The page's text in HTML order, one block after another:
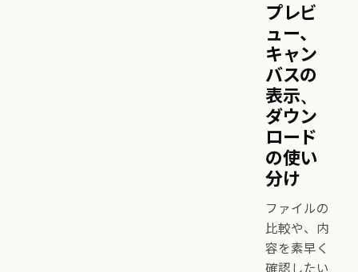
プレビ
ュー、
キャン
バスの
表示、
ダウン
ロード
の使い
分け
ファイルの
比較や、内
容を素早く
確認したい